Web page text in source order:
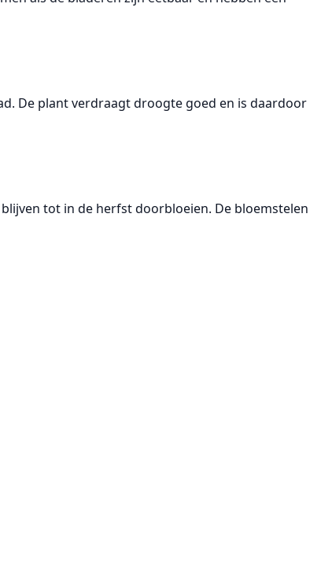
De plant verdraagt droogte goed en is daardoor
tot in de herfst doorbloeien. De bloemstelen